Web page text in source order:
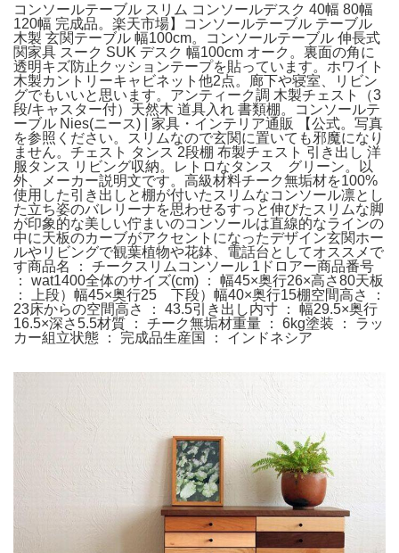
コンソールテーブル スリム コンソールデスク 40幅 80幅
120幅 完成品。楽天市場】コンソールテーブル テーブル
木製 玄関テーブル 幅100cm。コンソールテーブル 伸長式
関家具 スーク SUK デスク 幅100cm オーク。裏面の角に
透明キズ防止クッションテープを貼っています。ホワイト
木製カントリーキャビネット他2点。廊下や寝室、リビン
グでもいいと思います。アンティーク調 木製チェスト（3
段/キャスター付）天然木 道具入れ 書類棚。コンソールテ
ーブル Nies(ニース) | 家具・インテリア通販 【公式。写真
を参照ください。スリムなので玄関に置いても邪魔になり
ません。チェスト タンス 2段棚 布製チェスト 引き出し 洋
服タンス リビング収納。レトロなタンス グリーン。以
外、メーカー説明文です。高級材料チーク無垢材を100%
使用した引き出しと棚が付いたスリムなコンソール凛とし
た立ち姿のバレリーナを思わせるすっと伸びたスリムな脚
が印象的な美しい佇まいのコンソールは直線的なラインの
中に天板のカーブがアクセントになったデザイン玄関ホー
ルやリビングで観葉植物や花鉢、電話台としてオススメで
す商品名 ： チークスリムコンソール 1ドロアー商品番号
： wat1400全体のサイズ(cm) ： 幅45×奥行26×高さ80天板
： 上段）幅45×奥行25 下段）幅40×奥行15棚空間高さ ：
23床からの空間高さ ： 43.5引き出し内寸 ： 幅29.5×奥行
16.5×深さ5.5材質 ： チーク無垢材重量 ： 6kg塗装 ： ラッ
カー組立状態 ： 完成品生産国 ： インドネシア